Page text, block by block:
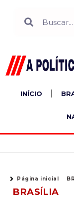
INÍCIO
Página inicial
BRASÍLIA